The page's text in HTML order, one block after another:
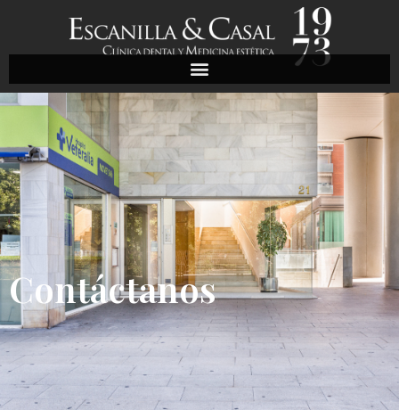
Contáctanos